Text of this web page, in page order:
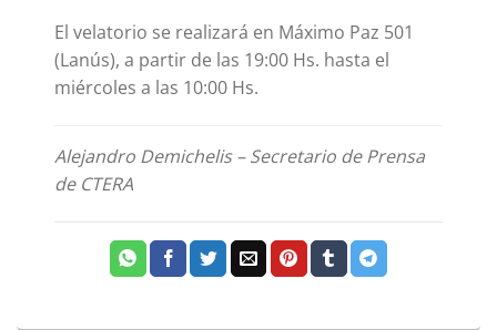
El velatorio se realizará en Máximo Paz 501
(Lanús), a partir de las 19:00 Hs. hasta el
miércoles a las 10:00 Hs.
Alejandro Demichelis – Secretario de Prensa
de CTERA